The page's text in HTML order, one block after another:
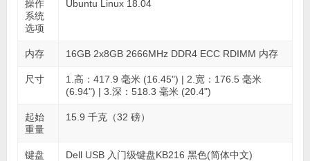
操作
系统
选项
Ubuntu Linux 18.04
内存 16GB 2x8GB 2666MHz DDR4 ECC RDIMM 内存
尺寸
1.高：417.9 毫米 (16.45") | 2.宽：176.5 毫米
(6.94") | 3.深：518.3 毫米 (20.4")
起始
重量
15.9 千克（32 磅）
键盘 Dell USB 入门级键盘KB216 黑色(简体中文)